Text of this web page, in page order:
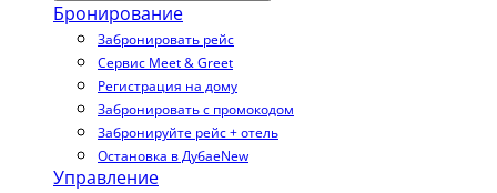
Бронирование
Забронировать рейс
Сервис Meet & Greet
Регистрация на дому
Забронировать с промокодом
Забронируйте рейс + отель
Остановка в ДубаеNew
Управление